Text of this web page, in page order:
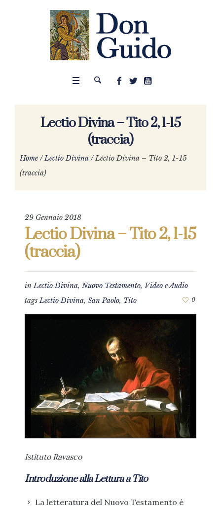
Lectio Divina – Tito 2, 1-15
(traccia)
Home /Lectio Divina /Lectio Divina – Tito 2, 1-15
(traccia)
29 Gennaio 2018
Lectio Divina – Tito 2, 1-15
(traccia)
inLectio Divina, Nuovo Testamento, Video e Audio
tagsLectio Divina, San Paolo, Tito 0
Istituto Ravasco
Introduzione alla Lettura a Tito
La letteratura del Nuovo Testamento è